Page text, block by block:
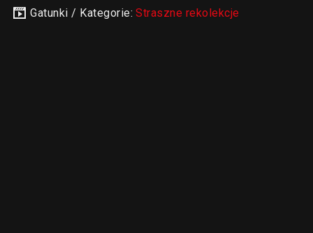
Gatunki / Kategorie:Straszne rekolekcje